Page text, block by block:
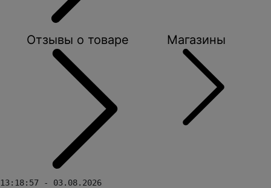
Отзывы о товаре Магазины
13:18:57 - 03.08.2026